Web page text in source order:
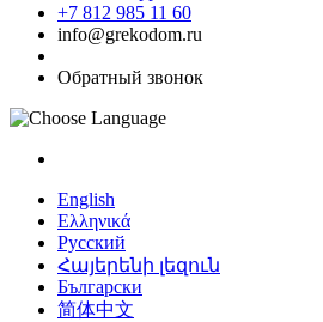
+7 812 985 11 60
info@grekodom.ru
Обратный звонок
English
Ελληνικά
Русский
Հայերենի լեզուն
Български
简体中文